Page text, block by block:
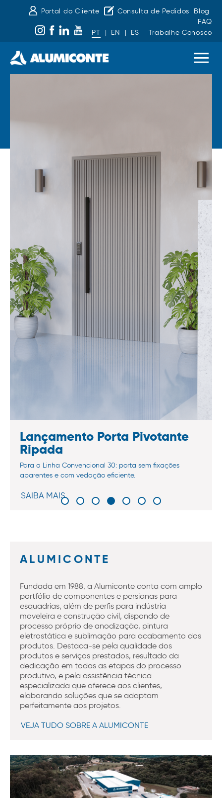
Portal do Cliente Consulta de Pedidos
Blog
FAQ
PT
| EN | ES Trabalhe Conosco
Lançamento Porta Pivotante
Ripada
Para a Linha Convencional 30: porta sem fixações
aparentes e com vedação eficiente.
SAIBA MAIS
ALUMICONTE
Fundada em 1988, a Alumiconte conta com amplo
portfólio de componentes e persianas para
esquadrias, além de perfis para indústria
moveleira e construção civil, dispondo de
processo próprio de anodização, pintura
eletrostática e sublimação para acabamento dos
produtos. Destaca-se pela qualidade dos
produtos e serviços prestados, resultado da
dedicação em todas as etapas do processo
produtivo, e pela assistência técnica
especializada que oferece aos clientes,
elaborando soluções que se adaptam
perfeitamente aos projetos.
VEJA TUDO SOBRE A ALUMICONTE